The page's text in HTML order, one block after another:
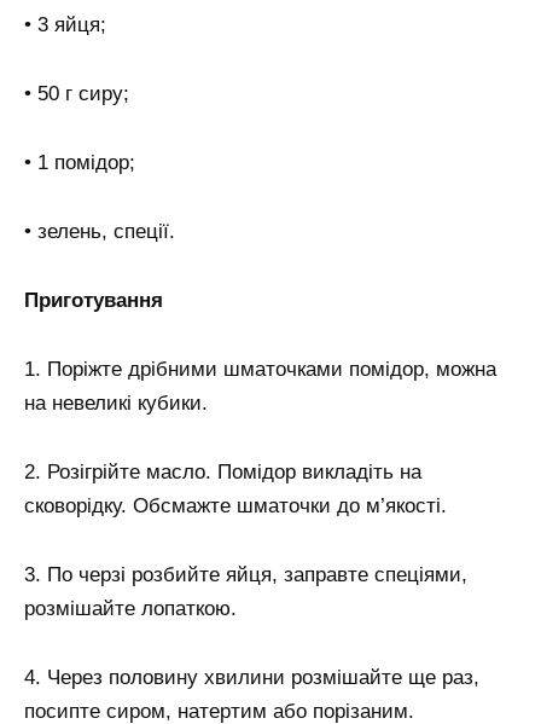
• 3 яйця;
• 50 г сиру;
• 1 помідор;
• зелень, спеції.
Приготування
1. Поріжте дрібними шматочками помідор, можна
на невеликі кубики.
2. Розігрійте масло. Помідор викладіть на
сковорідку. Обсмажте шматочки до м’якості.
3. По черзі розбийте яйця, заправте спеціями,
розмішайте лопаткою.
4. Через половину хвилини розмішайте ще раз,
посипте сиром, натертим або порізаним.